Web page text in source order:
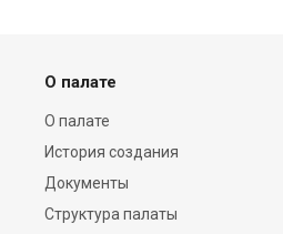
О палате
О палате
История создания
Документы
Структура палаты